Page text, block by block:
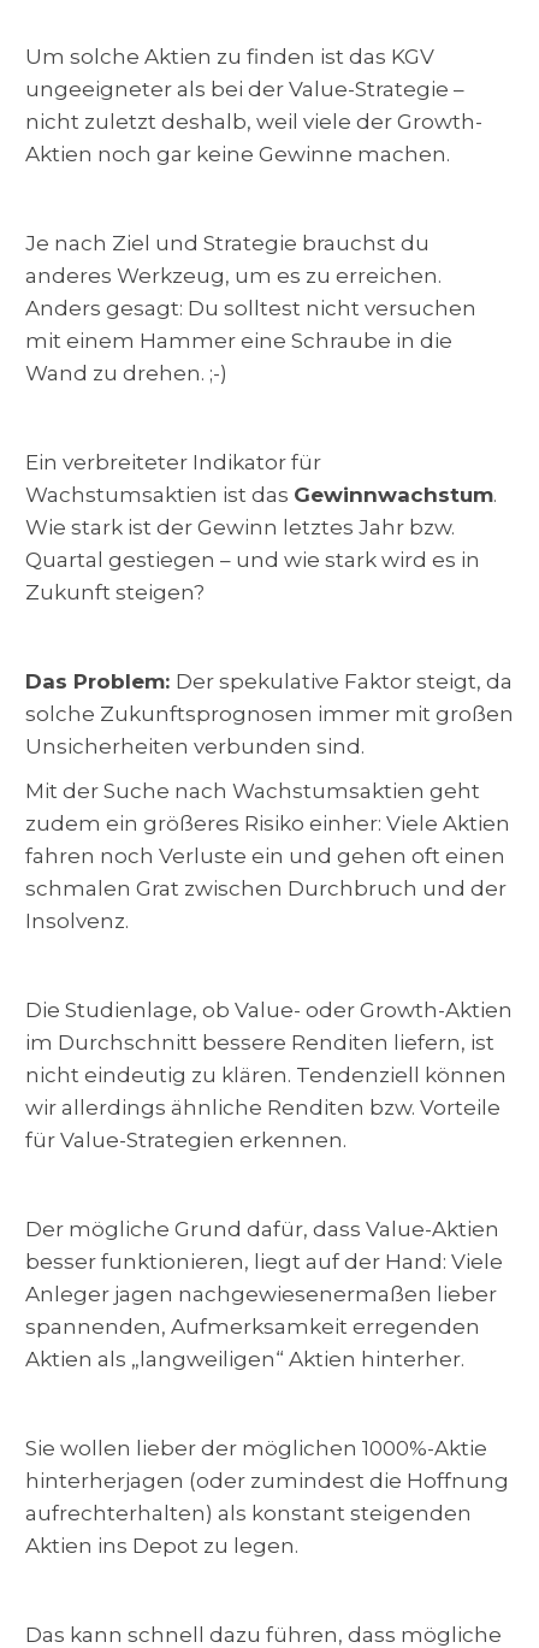
Um solche Aktien zu finden ist das KGV
ungeeigneter als bei der Value-Strategie –
nicht zuletzt deshalb, weil viele der Growth-
Aktien noch gar keine Gewinne machen.
Je nach Ziel und Strategie brauchst du
anderes Werkzeug, um es zu erreichen.
Anders gesagt: Du solltest nicht versuchen
mit einem Hammer eine Schraube in die
Wand zu drehen. ;-)
Ein verbreiteter Indikator für
Wachstumsaktien ist das Gewinnwachstum.
Wie stark ist der Gewinn letztes Jahr bzw.
Quartal gestiegen – und wie stark wird es in
Zukunft steigen?
Das Problem: Der spekulative Faktor steigt, da
solche Zukunftsprognosen immer mit großen
Unsicherheiten verbunden sind.
Mit der Suche nach Wachstumsaktien geht
zudem ein größeres Risiko einher: Viele Aktien
fahren noch Verluste ein und gehen oft einen
schmalen Grat zwischen Durchbruch und der
Insolvenz.
Die Studienlage, ob Value- oder Growth-Aktien
im Durchschnitt bessere Renditen liefern, ist
nicht eindeutig zu klären. Tendenziell können
wir allerdings ähnliche Renditen bzw. Vorteile
für Value-Strategien erkennen.
Der mögliche Grund dafür, dass Value-Aktien
besser funktionieren, liegt auf der Hand: Viele
Anleger jagen nachgewiesenermaßen lieber
spannenden, Aufmerksamkeit erregenden
Aktien als „langweiligen“ Aktien hinterher.
Sie wollen lieber der möglichen 1000%-Aktie
hinterherjagen (oder zumindest die Hoffnung
aufrechterhalten) als konstant steigenden
Aktien ins Depot zu legen.
Das kann schnell dazu führen, dass mögliche